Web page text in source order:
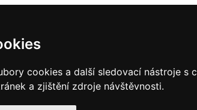
cookies a další sledovací nástroje s
a zjištění zdroje návštěvnosti.